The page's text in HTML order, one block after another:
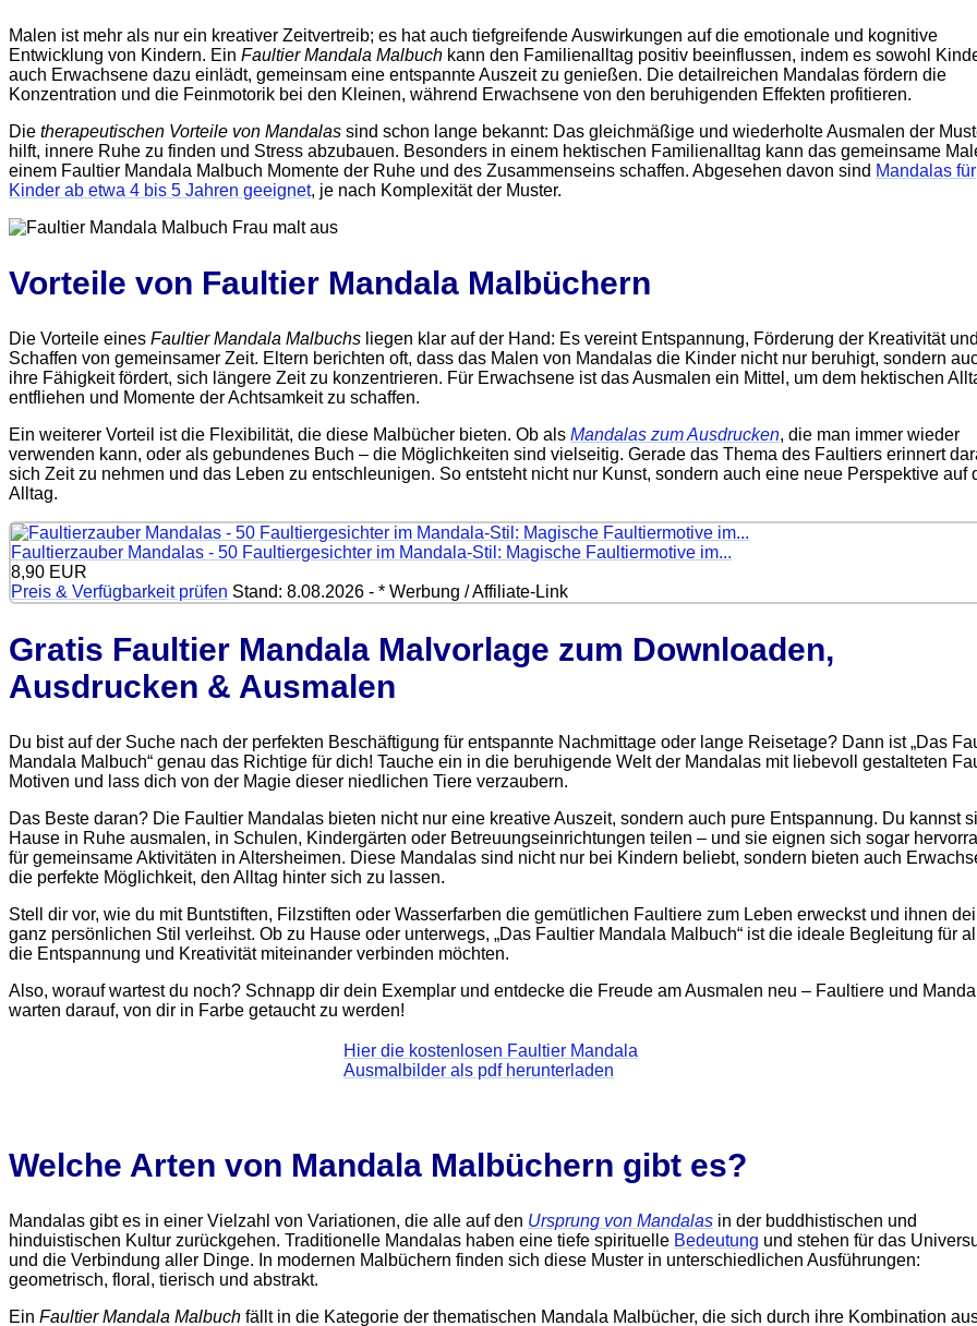
Malen ist mehr als nur ein kreativer Zeitvertreib; es hat auch tiefgreifende Auswirkungen auf die emotionale und kognitive
Entwicklung von Kindern. Ein Faultier Mandala Malbuch kann den Familienalltag positiv beeinflussen, indem es sowohl
auch Erwachsene dazu einlädt, gemeinsam eine entspannte Auszeit zu genießen. Die detailreichen Mandalas fördern die
Konzentration und die Feinmotorik bei den Kleinen, während Erwachsene von den beruhigenden Effekten profitieren.
Die therapeutischen Vorteile von Mandalas sind schon lange bekannt: Das gleichmäßige und wiederholte Ausmalen der
hilft, innere Ruhe zu finden und Stress abzubauen. Besonders in einem hektischen Familienalltag kann das gemeinsame
einem Faultier Mandala Malbuch Momente der Ruhe und des Zusammenseins schaffen. Abgesehen davon sind Mandalas für
Kinder ab etwa 4 bis 5 Jahren geeignet, je nach Komplexität der Muster.
Vorteile von Faultier Mandala Malbüchern
Die Vorteile eines Faultier Mandala Malbuchs liegen klar auf der Hand: Es vereint Entspannung, Förderung der Kreativität
Schaffen von gemeinsamer Zeit. Eltern berichten oft, dass das Malen von Mandalas die Kinder nicht nur beruhigt, sondern
ihre Fähigkeit fördert, sich längere Zeit zu konzentrieren. Für Erwachsene ist das Ausmalen ein Mittel, um dem hektischen
entfliehen und Momente der Achtsamkeit zu schaffen.
Ein weiterer Vorteil ist die Flexibilität, die diese Malbücher bieten. Ob als Mandalas zum Ausdrucken, die man immer wieder
verwenden kann, oder als gebundenes Buch – die Möglichkeiten sind vielseitig. Gerade das Thema des Faultiers erinnert
sich Zeit zu nehmen und das Leben zu entschleunigen. So entsteht nicht nur Kunst, sondern auch eine neue Perspektive auf
Alltag.
Faultierzauber Mandalas - 50 Faultiergesichter im Mandala-Stil: Magische Faultiermotive im...
8,90 EUR
Preis & Verfügbarkeit prüfen Stand: 8.08.2026 - * Werbung / Affiliate-Link
Gratis Faultier Mandala Malvorlage zum Downloaden,
Ausdrucken & Ausmalen
Du bist auf der Suche nach der perfekten Beschäftigung für entspannte Nachmittage oder lange Reisetage? Dann ist „Das
Mandala Malbuch“ genau das Richtige für dich! Tauche ein in die beruhigende Welt der Mandalas mit liebevoll gestalteten
Motiven und lass dich von der Magie dieser niedlichen Tiere verzaubern.
Das Beste daran? Die Faultier Mandalas bieten nicht nur eine kreative Auszeit, sondern auch pure Entspannung. Du kannst
Hause in Ruhe ausmalen, in Schulen, Kindergärten oder Betreuungseinrichtungen teilen – und sie eignen sich sogar
für gemeinsame Aktivitäten in Altersheimen. Diese Mandalas sind nicht nur bei Kindern beliebt, sondern bieten auch
die perfekte Möglichkeit, den Alltag hinter sich zu lassen.
Stell dir vor, wie du mit Buntstiften, Filzstiften oder Wasserfarben die gemütlichen Faultiere zum Leben erweckst und ihnen
ganz persönlichen Stil verleihst. Ob zu Hause oder unterwegs, „Das Faultier Mandala Malbuch“ ist die ideale Begleitung für
die Entspannung und Kreativität miteinander verbinden möchten.
Also, worauf wartest du noch? Schnapp dir dein Exemplar und entdecke die Freude am Ausmalen neu – Faultiere und
warten darauf, von dir in Farbe getaucht zu werden!
Hier die kostenlosen Faultier Mandala
Ausmalbilder als pdf herunterladen
Welche Arten von Mandala Malbüchern gibt es?
Mandalas gibt es in einer Vielzahl von Variationen, die alle auf den Ursprung von Mandalas in der buddhistischen und
hinduistischen Kultur zurückgehen. Traditionelle Mandalas haben eine tiefe spirituelle Bedeutung und stehen für das
und die Verbindung aller Dinge. In modernen Malbüchern finden sich diese Muster in unterschiedlichen Ausführungen:
geometrisch, floral, tierisch und abstrakt.
Ein Faultier Mandala Malbuch fällt in die Kategorie der thematischen Mandala Malbücher, die sich durch ihre Kombination